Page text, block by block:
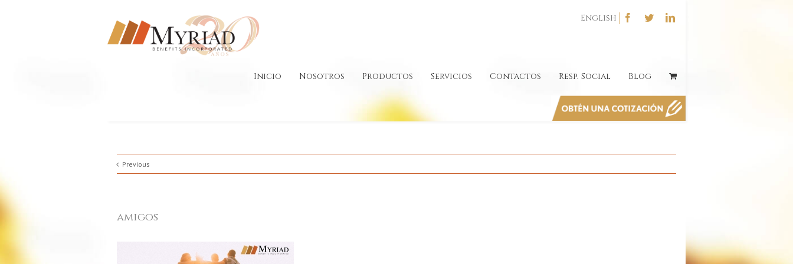
English
Inicio Nosotros Productos Servicios Contactos Resp. Social Blog
Previous
amigos